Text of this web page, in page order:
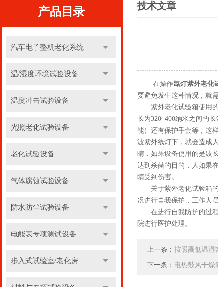
产品目录
汽车电子整机老化系统
温/湿度环境试验设备
温度冲击试验设备
光照老化试验设备
老化试验设备
气体腐蚀试验设备
防水防尘试验设备
电能表专项测试设备
步入式试验室/老化房
技术文章
在操作氙灯紫外老化
要避免发生这种情况，就
紫外老化试验箱使用的
长为320~400纳米之间的
能）还有保护手套等，这
波紫外线灯下，就会造成
睛，如果设备使用的是波
达到杀菌的目的，人如果
睛受到伤害。
关于紫外老化试验箱的
况进行自我保护，工作人
在进行自我防护的过程
院进行医护处理。
上一条： 按照高低温湿
下一条： 电热鼓风干燥